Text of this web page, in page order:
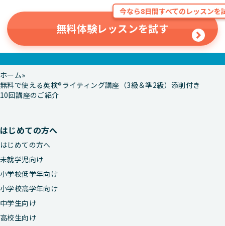
今なら8日間すべてのレッスンを
無料体験レッスンを試す
ホーム
無料で使える英検®ライティング講座（3級＆準2級）添削付き
10回講座のご紹介
はじめての方へ
はじめての方へ
未就学児向け
小学校低学年向け
小学校高学年向け
中学生向け
高校生向け